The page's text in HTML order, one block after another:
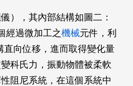
），其內部結構如圖二：
經過微加工之機械元件，利
向位移，進而取得變化量
科氏力，振動物體被柔軟
阻尼系統，在這個系統中